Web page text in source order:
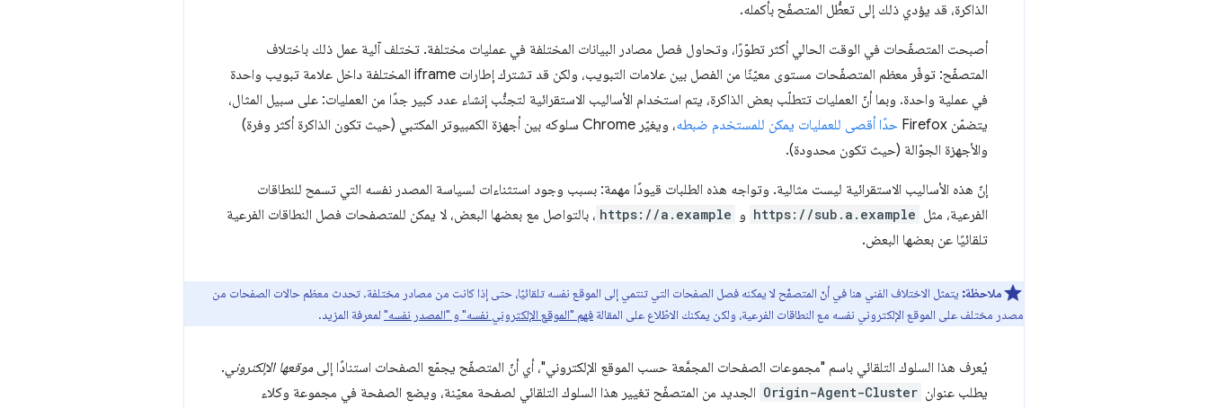
الذاكرة، قد يؤدي ذلك إلى تعطُّل المتصفّح بأكمله.
أصبحت المتصفّحات في الوقت الحالي أكثر تطوّرًا، وتحاول فصل مصادر البيانات المختلفة في عمليات مختلفة. تختلف آلية عمل ذلك باختلاف
المتصفّح: توفّر معظم المتصفّحات مستوى معيّنًا من الفصل بين علامات التبويب، ولكن قد تشترك إطارات iframe المختلفة داخل علامة تبويب واحدة
في عملية واحدة. وبما أنّ العمليات تتطلّب بعض الذاكرة، يتم استخدام الأساليب الاستقرائية لتجنُّب إنشاء عدد كبير جدًا من العمليات: على سبيل المثال،
يتضمّن Firefox
حدًا أقصى للعمليات يمكن للمستخدم ضبطه
، ويغيّر Chrome سلوكه بين أجهزة الكمبيوتر المكتبي (حيث تكون الذاكرة أكثر وفرة)
والأجهزة الجوّالة (حيث تكون محدودة).
إنّ هذه الأساليب الاستقرائية ليست مثالية. وتواجه هذه الطلبات قيودًا مهمة: بسبب وجود استثناءات لسياسة المصدر نفسه التي تسمح للنطاقات
الفرعية، مثل https://sub.a.example و https://a.example ، بالتواصل مع بعضها البعض، لا يمكن للمتصفحات فصل النطاقات الفرعية
تلقائيًا عن بعضها البعض.
ملاحظة: يتمثل الاختلاف الفني هنا في أنّ المتصفّح لا يمكنه فصل الصفحات التي تنتمي إلى الموقع نفسه تلقائيًا، حتى إذا كانت من مصادر مختلفة. تحدث معظم حالات الصفحات من
مصدر مختلف على الموقع الإلكتروني نفسه مع النطاقات الفرعية، ولكن يمكنك الاطّلاع على المقالة فهم "الموقع الإلكتروني نفسه" و "المصدر نفسه" لمعرفة المزيد.
يُعرف هذا السلوك التلقائي باسم "مجموعات الصفحات المجمَّعة حسب الموقع الإلكتروني"، أي أنّ المتصفّح يجمّع الصفحات استنادًا إلى موقعها الإلكتروني.
يطلب عنوان Origin-Agent-Cluster الجديد من المتصفّح تغيير هذا السلوك التلقائي لصفحة معيّنة، ويضع الصفحة في مجموعة وكلاء